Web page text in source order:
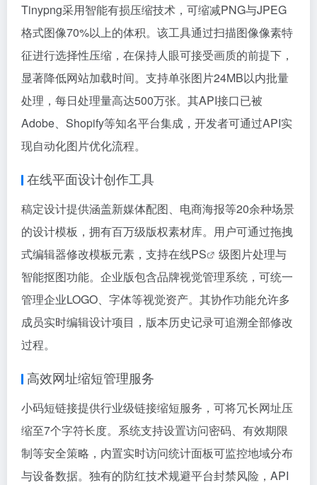
Tinypng采用智能有损压缩技术，可缩减PNG与JPEG
格式图像70%以上的体积。该工具通过扫描图像像素特
征进行选择性压缩，在保持人眼可接受画质的前提下，
显著降低网站加载时间。支持单张图片24MB以内批量
处理，每日处理量高达500万张。其API接口已被
Adobe、Shopify等知名平台集成，开发者可通过API实
现自动化图片优化流程。
在线平面设计创作工具
稿定设计提供涵盖新媒体配图、电商海报等20余种场景
的设计模板，拥有百万级版权素材库。用户可通过拖拽
式编辑器修改模板元素，支持在线PS
级图片处理与
智能抠图功能。企业版包含品牌视觉管理系统，可统一
管理企业LOGO、字体等视觉资产。其协作功能允许多
成员实时编辑设计项目，版本历史记录可追溯全部修改
过程。
高效网址缩短管理服务
小码短链接提供行业级链接缩短服务，可将冗长网址压
缩至7个字符长度。系统支持设置访问密码、有效期限
制等安全策略，内置实时访问统计面板可监控地域分布
与设备数据。独有的防红技术规避平台封禁风险，API